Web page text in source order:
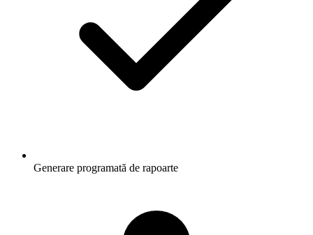
Generare programată de rapoarte